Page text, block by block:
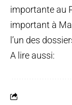
importante au
important à
l’un des
A lire aussi: